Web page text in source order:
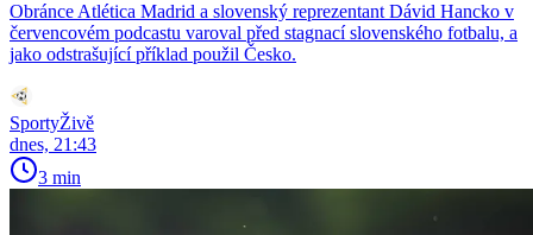
Obránce Atlética Madrid a slovenský reprezentant Dávid Hancko v
červencovém podcastu varoval před stagnací slovenského fotbalu, a
jako odstrašující příklad použil Česko.
SportyŽivě
dnes, 21:43
3 min